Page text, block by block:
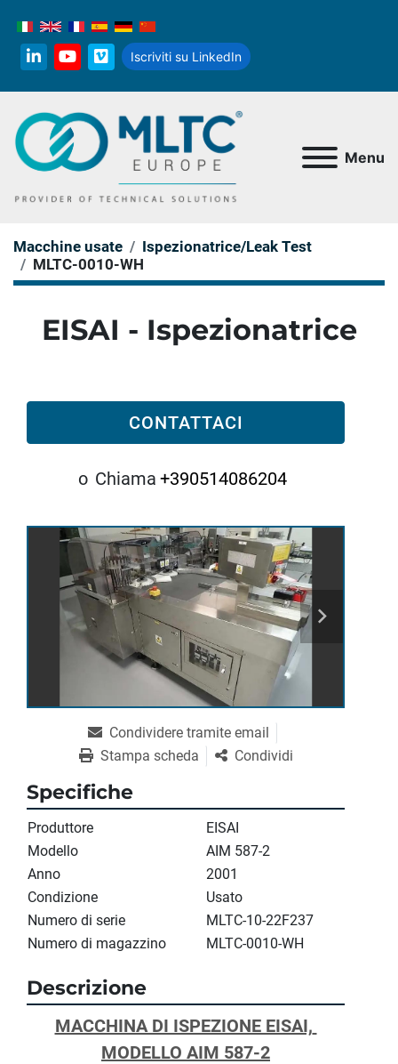
linkedinyoutube
vimeo
Iscriviti su LinkedIn
Menu
Macchine usate
Ispezionatrice/Leak Test
MLTC-0010-WH
EISAI - Ispezionatrice
CONTATTACI
o Chiama +390514086204
Condividere tramite email
Stampa scheda
Condividi
Specifiche
Produttore
EISAI
Modello
AIM 587-2
Anno
2001
Condizione
Usato
Numero di serie
MLTC-10-22F237
Numero di magazzino
MLTC-0010-WH
Descrizione
MACCHINA DI ISPEZIONE EISAI,
MODELLO AIM 587-2